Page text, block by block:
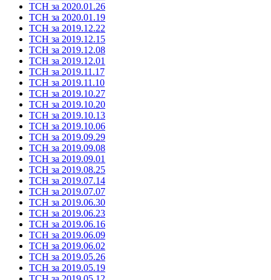
ТСН за 2020.01.26
ТСН за 2020.01.19
ТСН за 2019.12.22
ТСН за 2019.12.15
ТСН за 2019.12.08
ТСН за 2019.12.01
ТСН за 2019.11.17
ТСН за 2019.11.10
ТСН за 2019.10.27
ТСН за 2019.10.20
ТСН за 2019.10.13
ТСН за 2019.10.06
ТСН за 2019.09.29
ТСН за 2019.09.08
ТСН за 2019.09.01
ТСН за 2019.08.25
ТСН за 2019.07.14
ТСН за 2019.07.07
ТСН за 2019.06.30
ТСН за 2019.06.23
ТСН за 2019.06.16
ТСН за 2019.06.09
ТСН за 2019.06.02
ТСН за 2019.05.26
ТСН за 2019.05.19